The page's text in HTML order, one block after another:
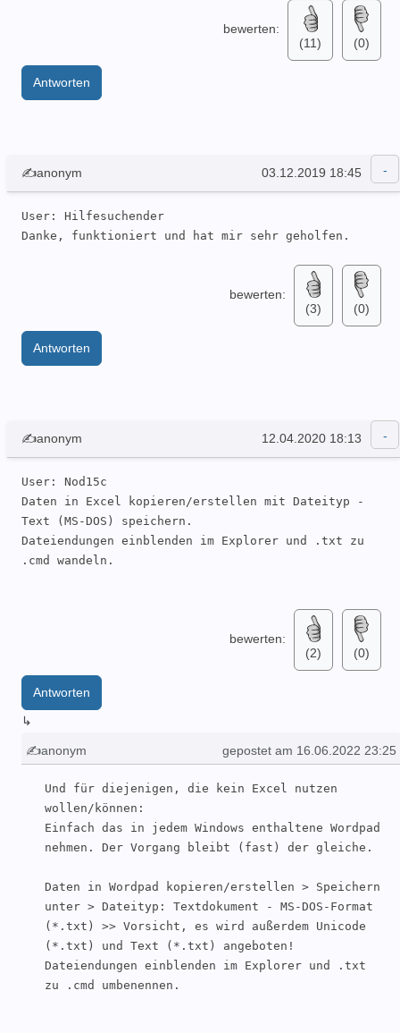
bewerten:
(11)
(0)
Antworten
✍anonym 03.12.2019 18:45
User: Hilfesuchender
Danke, funktioniert und hat mir sehr geholfen.
bewerten:
(3)
(0)
Antworten
✍anonym 12.04.2020 18:13
User: Nod15c
Daten in Excel kopieren/erstellen mit Dateityp -
Text (MS-DOS) speichern.
Dateiendungen einblenden im Explorer und .txt zu
.cmd wandeln.
bewerten:
(2)
(0)
Antworten
↳
✍anonym gepostet am 16.06.2022 23:25
Und für diejenigen, die kein Excel nutzen
wollen/können:
Einfach das in jedem Windows enthaltene Wordpad
nehmen. Der Vorgang bleibt (fast) der gleiche.
Daten in Wordpad kopieren/erstellen > Speichern
unter > Dateityp: Textdokument - MS-DOS-Format
(*.txt) >> Vorsicht, es wird außerdem Unicode
(*.txt) und Text (*.txt) angeboten!
Dateiendungen einblenden im Explorer und .txt
zu .cmd umbenennen.